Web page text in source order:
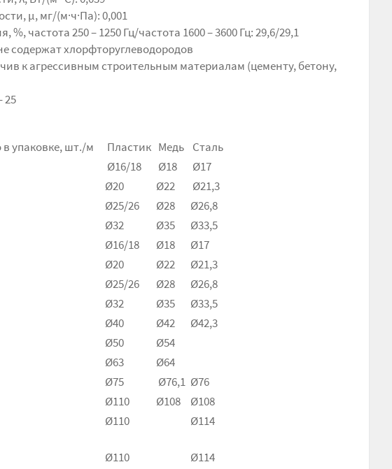
μ, мг/(м·ч·Па): 0,001
частота 250 – 1250 Гц/частота 1600 – 3600 Гц: 29,6/29,1
содержат хлорфторуглеводородов
к агрессивным строительным материалам (цементу, бетону,
25
в упаковке, шт./м Пластик Медь Сталь
Ø16/18 Ø18
Ø17
Ø20 Ø22
Ø21,3
Ø25/26 Ø28
Ø26,8
Ø32 Ø35
Ø33,5
Ø16/18 Ø18
Ø17
Ø20 Ø22
Ø21,3
Ø25/26 Ø28
Ø26,8
Ø32 Ø35
Ø33,5
Ø40 Ø42
Ø42,3
Ø50
Ø54
Ø63
Ø64
Ø75 Ø76,1 Ø76
Ø110 Ø108
Ø108
Ø110 Ø114
Ø110 Ø114